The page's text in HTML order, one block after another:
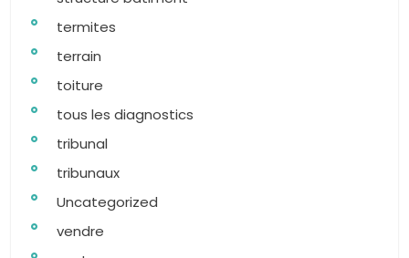
termites
terrain
toiture
tous les diagnostics
tribunal
tribunaux
Uncategorized
vendre